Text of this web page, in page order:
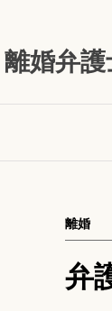
離婚弁
弁
離婚